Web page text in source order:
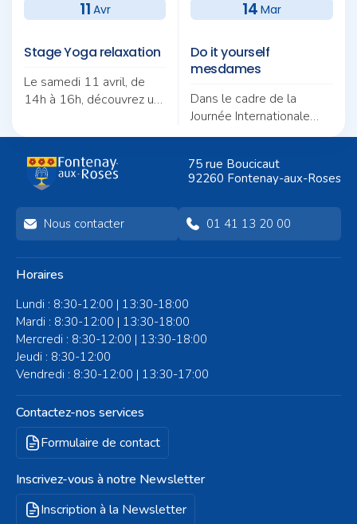
11 Avr
Stage Yoga relaxation
Le samedi 11 avril, de
14h à 16h, découvrez un
autour des cinq sens.
14 Mar
Do it yourself
mesdames
Dans le cadre de la
Journée Internationale
des droits des femmes
- bijoux - crochet - arts
plastiques
75 rue Boucicaut
92260 Fontenay-aux-Roses
Nous contacter 01 41 13 20 00
Horaires
Lundi : 8:30-12:00 | 13:30-18:00
Mardi : 8:30-12:00 | 13:30-18:00
Mercredi : 8:30-12:00 | 13:30-18:00
Jeudi : 8:30-12:00
Vendredi : 8:30-12:00 | 13:30-17:00
Contactez-nos services
Formulaire de contact
Inscrivez-vous à notre Newsletter
Inscription à la Newsletter